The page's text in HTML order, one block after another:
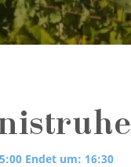
Endet um: 16:30